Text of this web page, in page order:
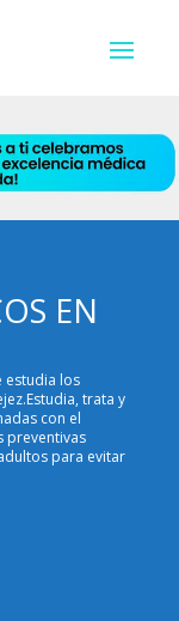
EN
estudia los
trata y
con el
preventivas
para evitar